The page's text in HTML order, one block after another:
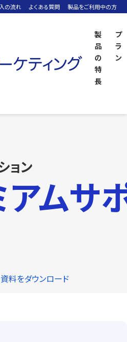
の流れ よくある質問 製品をご利用中の方
製
品
の
特
長
プ
ラ
ン
紹介
ョン
アムサ
料をダウンロード